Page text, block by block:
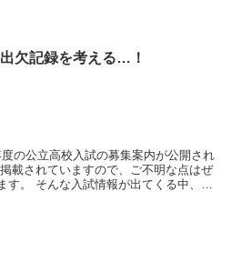
出欠記録を考える…！
の公立高校入試の募集案内が公開され
る中、入